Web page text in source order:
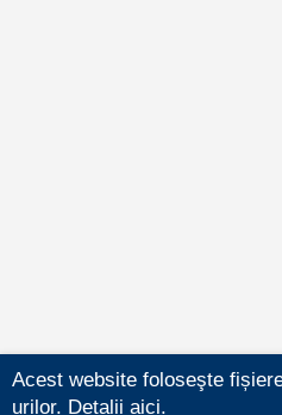
Acest website foloseşte
urilor. Detalii aici.